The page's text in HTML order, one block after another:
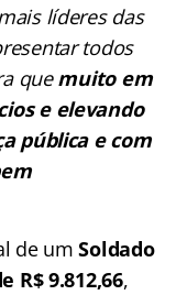
líderes das
todos
quemuito em
e elevando
pública e com
de umSoldado
R$ 9.812,66,